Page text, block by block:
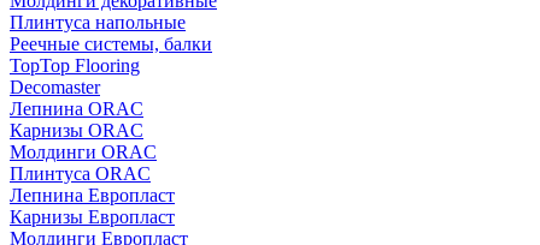
Плинтуса напольные
Реечные системы, балки
TopTop Flooring
Decomaster
Лепнина ORAC
Карнизы ORAC
Молдинги ORAC
Плинтуса ORAC
Лепнина Европласт
Карнизы Европласт
Молдинги Европласт